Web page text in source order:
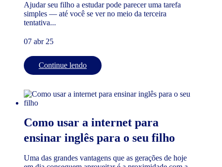
Ajudar seu filho a estudar pode parecer uma tarefa
simples — até você se ver no meio da terceira
tentativa...
07 abr 25
Continue lendo
Como usar a internet para
ensinar inglês para o seu filho
Uma das grandes vantagens que as gerações de hoje